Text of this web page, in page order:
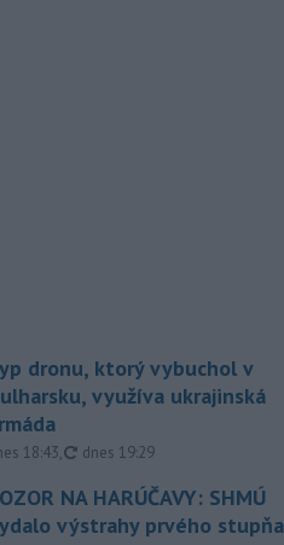
dronu, ktorý vybuchol v
využíva ukrajinská
18:43, aktualizované
dnes 19:29
NA HARÚČAVY: SHMÚ
výstrahy prvého stupňa